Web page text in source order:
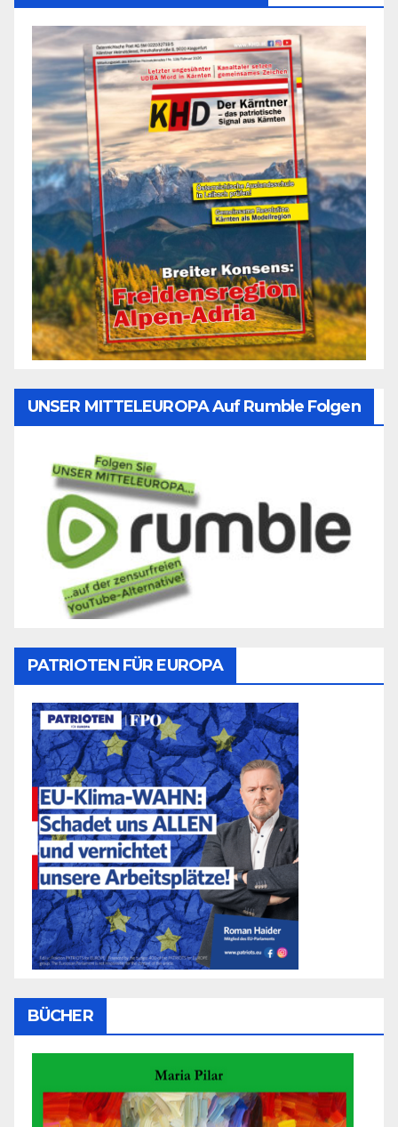
UNSER MITTELEUROPA Auf Rumble Folgen
PATRIOTEN FÜR EUROPA
BÜCHER